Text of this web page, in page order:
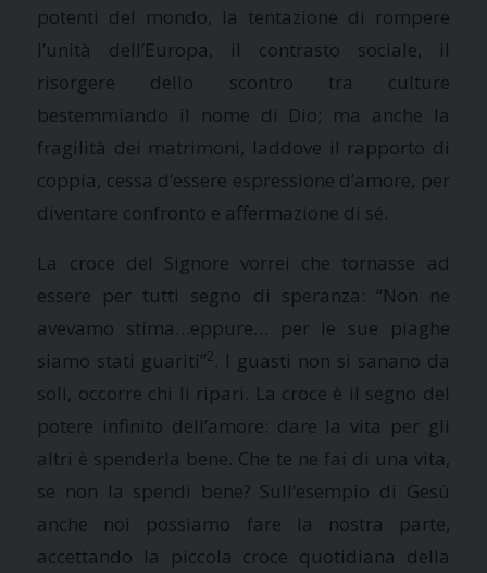
potenti del mondo, la tentazione di rompere
l’unità dell’Europa, il contrasto sociale, il
risorgere dello scontro tra culture
bestemmiando il nome di Dio; ma anche la
fragilità dei matrimoni, laddove il rapporto di
coppia, cessa d’essere espressione d’amore, per
diventare confronto e affermazione di sé.
La croce del Signore vorrei che tornasse ad
essere per tutti segno di speranza: “Non ne
avevamo stima…eppure… per le sue piaghe
siamo stati guariti”2. I guasti non si sanano da
soli, occorre chi li ripari. La croce è il segno del
potere infinito dell’amore: dare la vita per gli
altri è spenderla bene. Che te ne fai di una vita,
se non la spendi bene? Sull’esempio di Gesù
anche noi possiamo fare la nostra parte,
accettando la piccola croce quotidiana della